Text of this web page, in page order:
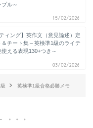
ル～
15/02/2026
ィング】英作文（意見論述）定
チート集～英検準1級のライテ
える表現130+つき～
03/02/2026
英検準1級合格必勝メモ